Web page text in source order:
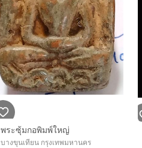
พระซุ้มกอพิมพ์ใหญ่
บางขุนเทียน กรุงเทพมหานคร